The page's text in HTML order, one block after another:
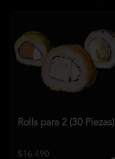
Rolls para 2 (30 Piezas)
$16.490